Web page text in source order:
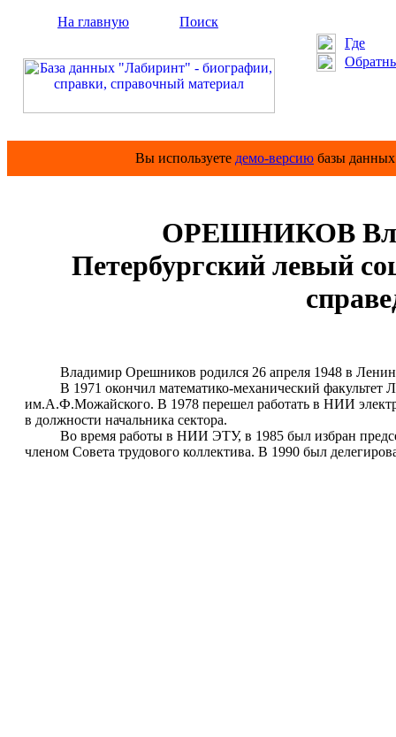
На главную
Поиск
Где
Вы используете демо-версию базы
ОРЕШНИКОВ
Петербургский левый
Владимир Орешников родился 26 апреля 1948 в
В 1971 окончил математико-механический факультет
им.А.Ф.Можайского. В 1978 перешел работать в НИИ
в должности начальника сектора.
Во время работы в НИИ ЭТУ, в 1985 был избран
членом Совета трудового коллектива. В 1990 был